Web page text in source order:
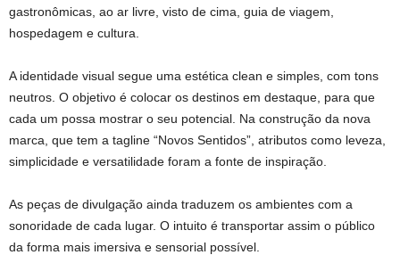
gastronômicas, ao ar livre, visto de cima, guia de viagem,
hospedagem e cultura.
A identidade visual segue uma estética clean e simples, com tons
neutros. O objetivo é colocar os destinos em destaque, para que
cada um possa mostrar o seu potencial. Na construção da nova
marca, que tem a tagline “Novos Sentidos”, atributos como leveza,
simplicidade e versatilidade foram a fonte de inspiração.
As peças de divulgação ainda traduzem os ambientes com a
sonoridade de cada lugar. O intuito é transportar assim o público
da forma mais imersiva e sensorial possível.